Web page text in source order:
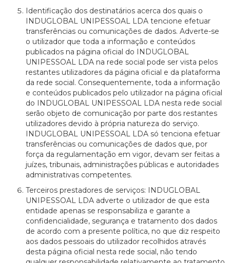
Identificação dos destinatários acerca dos quais o
INDUGLOBAL UNIPESSOAL LDA tencione efetuar
transferências ou comunicações de dados. Adverte-se
o utilizador que toda a informação e conteúdos
publicados na página oficial do INDUGLOBAL
UNIPESSOAL LDA na rede social pode ser vista pelos
restantes utilizadores da página oficial e da plataforma
da rede social. Consequentemente, toda a informação
e conteúdos publicados pelo utilizador na página oficial
do INDUGLOBAL UNIPESSOAL LDA nesta rede social
serão objeto de comunicação por parte dos restantes
utilizadores devido à própria natureza do serviço.
INDUGLOBAL UNIPESSOAL LDA só tenciona efetuar
transferências ou comunicações de dados que, por
força da regulamentação em vigor, devam ser feitas a
juízes, tribunais, administrações públicas e autoridades
administrativas competentes.
Terceiros prestadores de serviços: INDUGLOBAL
UNIPESSOAL LDA adverte o utilizador de que esta
entidade apenas se responsabiliza e garante a
confidencialidade, segurança e tratamento dos dados
de acordo com a presente política, no que diz respeito
aos dados pessoais do utilizador recolhidos através
desta página oficial nesta rede social, não tendo